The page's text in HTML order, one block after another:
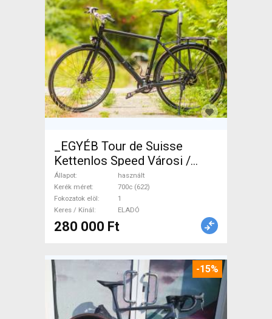
_EGYÉB Tour de Suisse
Kettenlos Speed Városi /
Cruiser tárcsafék használt
ELADÓ
Állapot
használt
Kerék méret
700c (622)
Fokozatok elöl
1
Keres / Kínál
ELADÓ
280 000 Ft
-15%